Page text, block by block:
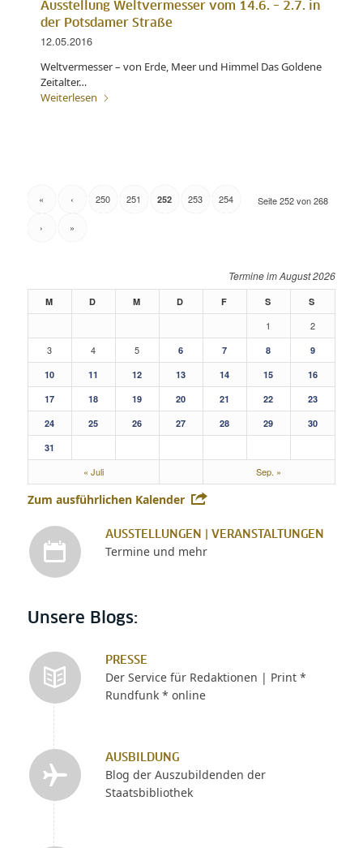
Ausstellung Weltvermesser vom 14.6. – 2.7. in
der Potsdamer Straße
12.05.2016
Weltvermesser – von Erde, Meer und Himmel Das Goldene
Zeitalter…
Weiterlesen
Seite 252 von 268
« ‹ 250 251 252 253 254
› »
August 2026
M D M D F S S
1
2
3
4 5 6 7 8
9
10
11 12 13 14 15
16
17
18 19 20 21 22
23
24
25 26 27 28 29
30
31
« Juli Sep. »
Zum ausführlichen Kalender
AUSSTELLUNGEN | VERANSTALTUNGEN
Termine und mehr
Unsere Blogs:
PRESSE
Der Service für Redaktionen | Print *
Rundfunk * online
AUSBILDUNG
Blog der Auszubildenden der
Staatsbibliothek